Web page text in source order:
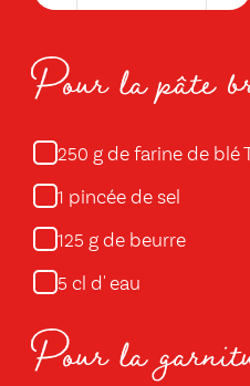
Pour la pâte
250 g de farine de blé
1 pincée de sel
125 g de beurre
5 cl d' eau
Pour la